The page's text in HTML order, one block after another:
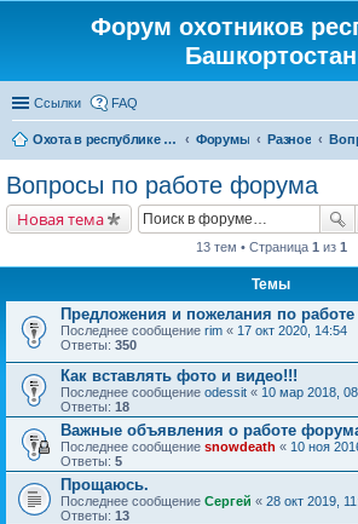
Форум охотников
Башкортостан
Ссылки FAQ
Охота в республике Башкортостан Форумы Разное
Вопросы по работе форума
Новая тема
13 тем • Страница 1 из 1
Темы
Предложения и пожелания по
Последнее сообщение rim « 17 окт 2020, 14:54
Ответы: 350
Как вставлять фото и видео!!!
Последнее сообщение odessit « 10 мар 2018,
Ответы: 18
Важные объявления о работе
Последнее сообщение snowdeath « 10 ноя
Ответы: 5
Прощаюсь.
Последнее сообщение Сергей « 28 окт 2019,
Ответы: 13